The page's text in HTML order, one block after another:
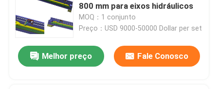
Casos
Solicite um orçamento
800 mm para eixos hidráulicos
MOQ：1 conjunto
Preço：USD 9000-50000 Dollar per set
Melhor preço Fale Conosco